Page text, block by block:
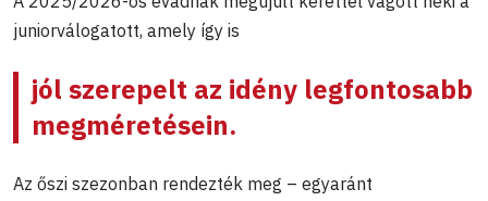
juniorválogatott, amely így is
jól szerepelt az idény legfontosabb
megméretésein.
Az őszi szezonban rendezték meg – egyaránt